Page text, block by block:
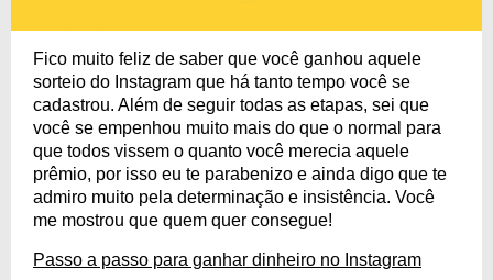
Fico muito feliz de saber que você ganhou aquele
sorteio do Instagram que há tanto tempo você se
cadastrou. Além de seguir todas as etapas, sei que
você se empenhou muito mais do que o normal para
que todos vissem o quanto você merecia aquele
prêmio, por isso eu te parabenizo e ainda digo que te
admiro muito pela determinação e insistência. Você
me mostrou que quem quer consegue!
Passo a passo para ganhar dinheiro no Instagram